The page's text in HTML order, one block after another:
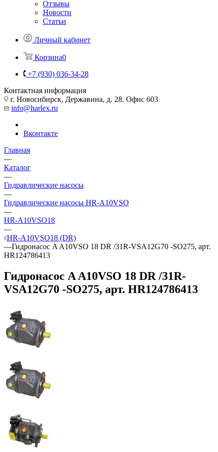
Отзывы
Новости
Статьи
Личный кабинет
Корзина0
+7 (930) 036-34-28
Контактная информация
г. Новосибирск, Державина, д. 28. Офис 603
info@harlex.ru
Вконтакте
Главная
—
Каталог
—
Гидравлические насосы
—
Гидравлические насосы HR-A10VSO
—
HR-A10VSO18
—
HR-A10VSO18 (DR)
—Гидронасос A A10VSO 18 DR /31R-VSA12G70 -SO275, арт.
HR124786413
Гидронасос A A10VSO 18 DR /31R-
VSA12G70 -SO275, арт. HR124786413